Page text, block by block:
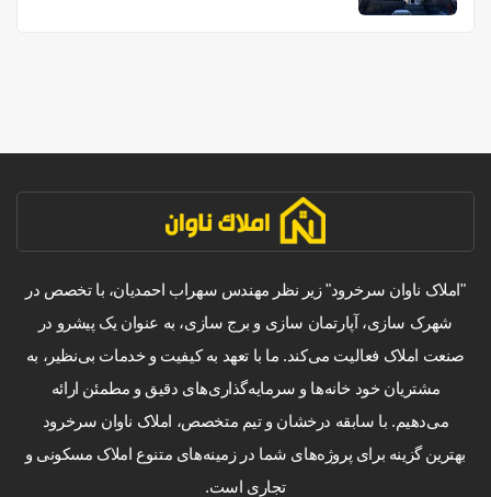
"املاک ناوان سرخرود" زیر نظر مهندس سهراب احمدیان، با تخصص در
شهرک سازی، آپارتمان سازی و برج سازی، به عنوان یک پیشرو در
صنعت املاک فعالیت می‌کند. ما با تعهد به کیفیت و خدمات بی‌نظیر، به
مشتریان خود خانه‌ها و سرمایه‌گذاری‌های دقیق و مطمئن ارائه
می‌دهیم. با سابقه درخشان و تیم متخصص، املاک ناوان سرخرود
بهترین گزینه برای پروژه‌های شما در زمینه‌های متنوع املاک مسکونی و
تجاری است.